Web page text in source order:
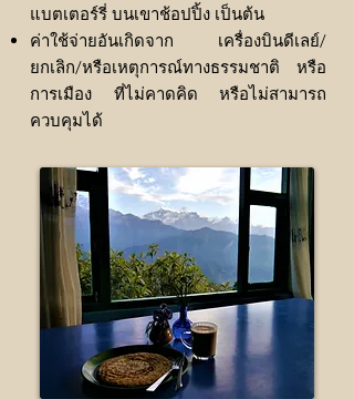
แบตเตอร์รี่ บนเขาช้อปปิ้ง เป็นต้น
ค่าใช้จ่ายอันเกิดจาก เครื่องบินดีเลย์/
ยกเลิก/หรือเหตุการณ์ทางธรรมชาติ หรือ
การเมือง ที่ไม่คาดคิด หรือไม่สามารถ
ควบคุมได้